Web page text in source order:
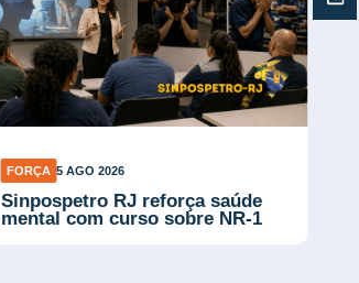
FORÇA 5 AGO 2026
Sinpospetro RJ reforça saúde
mental com curso sobre NR-1